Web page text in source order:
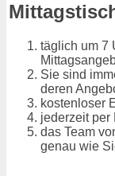
täglich um 7
Sie sind
deren
kostenloser
jederzeit per
das Team
genau wie